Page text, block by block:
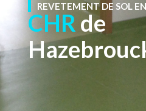
REVETEMENT DE SOL
CHR de